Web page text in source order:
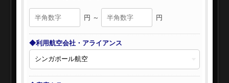
円 ～ 円
◆利用航空会社・アライアンス